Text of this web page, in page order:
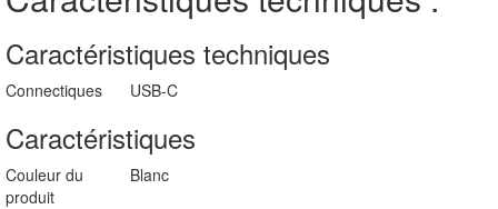
Caractéristiques techniques
Connectiques USB-C
Caractéristiques
Couleur du
produit
Blanc